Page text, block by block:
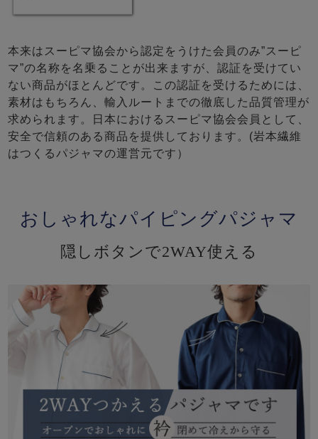
本来はスーピマ協会から認定をうけた会員のみ”スーピ
マ”の名称を名乗ることが出来ますが、認証を受けてい
ない商品がほとんどです。この認証を受けるためには、
素材はもちろん、輸入ルートまでの徹底した品質管理が
求められます。日本におけるスーピマ協会会員として、
安全で信頼のある商品を提供しております。(岩本繊維
はつくるパジャマの運営元です）
おしゃれなパイピングパジャマ
隠しボタンで2WAY使える